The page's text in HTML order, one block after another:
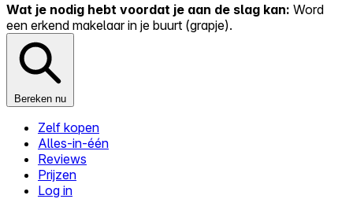
Wat je nodig hebt voordat je aan de slag kan: Word
een erkend makelaar in je buurt (grapje).
Bereken nu
Zelf kopen
Alles-in-één
Reviews
Prijzen
Log in